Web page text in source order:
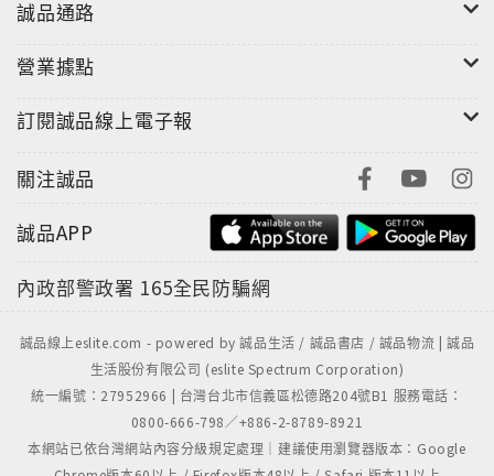
"
誠品通路
營業據點
訂閱誠品線上電子報
關注誠品
誠品APP
內政部警政署 165全民防騙網
誠品線上eslite.com - powered by 誠品生活 / 誠品書店 / 誠品物流 | 誠品
生活股份有限公司 (eslite Spectrum Corporation)
統一編號：27952966 | 台灣台北市信義區松德路204號B1 服務電話：
0800-666-798／+886-2-8789-8921
本網站已依台灣網站內容分級規定處理｜建議使用瀏覽器版本：Google